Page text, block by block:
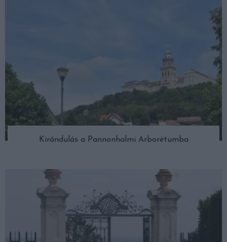
Kirándulás a Pannonhalmi Arborétumba